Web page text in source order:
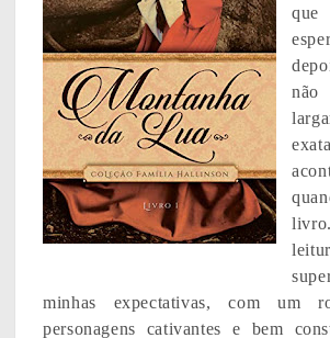
minhas expectativas, com um
personagens cativantes e bem